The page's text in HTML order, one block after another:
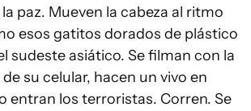
paz. Mueven la cabeza al ritmo
esos gatitos dorados de plástico
sudeste asiático. Se filman con la
su celular, hacen un vivo en
entran los terroristas. Corren. Se